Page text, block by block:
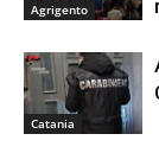
Agrigento
Catania